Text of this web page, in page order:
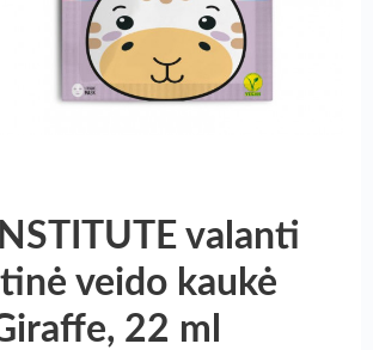
valanti
veido kaukė
22 ml